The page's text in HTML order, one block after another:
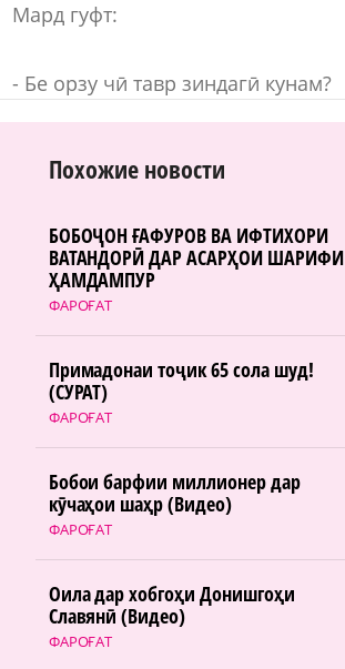
Мард гуфт:
- Бе орзу чӣ тавр зиндагӣ кунам?
Похожие новости
ФАРОҒАТ
БОБОҶОН ҒАФУРОВ ВА ИФТИХОРИ
ВАТАНДОРӢ ДАР АСАРҲОИ ШАРИФИ
ҲАМДАМПУР
ФАРОҒАТ
Примадонаи тоҷик 65 сола шуд!
(СУРАТ)
ФАРОҒАТ
Бобои барфии миллионер дар
кӯчаҳои шаҳр (Видео)
ФАРОҒАТ
Оила дар хобгоҳи Донишгоҳи
Славянӣ (Видео)